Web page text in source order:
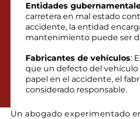
Entidades
carretera en mal estado
accidente, la entidad
mantenimiento puede ser
Fabricantes de vehículos:
que un defecto del
papel en el accidente, el
considerado responsable.
Un abogado experimentado